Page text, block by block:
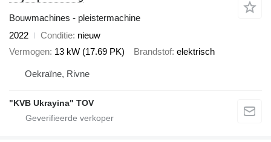
Bouwmachines - pleistermachine
2022
Conditie nieuw
Vermogen 13 kW (17.69 PK) Brandstof elektrisch
Oekraïne, Rivne
"KVB Ukrayina" TOV